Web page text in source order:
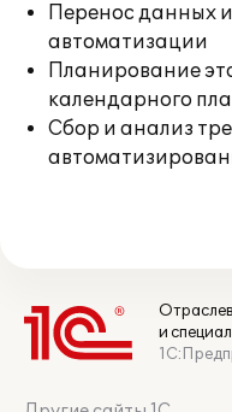
Перенос данных
автоматизации
Планирование
календарного
Сбор и анализ
и